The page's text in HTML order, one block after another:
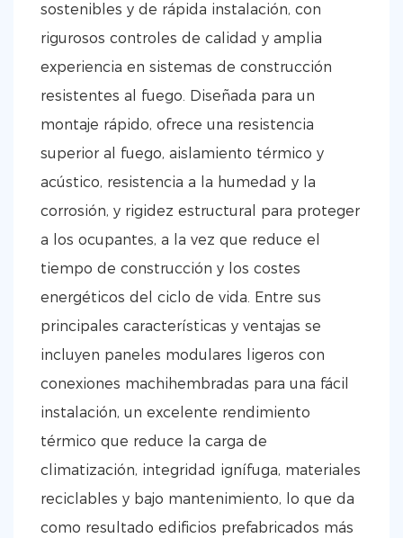
sostenibles y de rápida instalación, con
rigurosos controles de calidad y amplia
experiencia en sistemas de construcción
resistentes al fuego. Diseñada para un
montaje rápido, ofrece una resistencia
superior al fuego, aislamiento térmico y
acústico, resistencia a la humedad y la
corrosión, y rigidez estructural para proteger
a los ocupantes, a la vez que reduce el
tiempo de construcción y los costes
energéticos del ciclo de vida. Entre sus
principales características y ventajas se
incluyen paneles modulares ligeros con
conexiones machihembradas para una fácil
instalación, un excelente rendimiento
térmico que reduce la carga de
climatización, integridad ignífuga, materiales
reciclables y bajo mantenimiento, lo que da
como resultado edificios prefabricados más